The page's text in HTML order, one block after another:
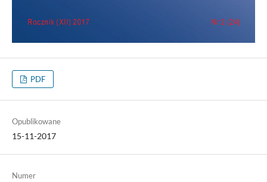
PDF
Opublikowane
15-11-2017
Numer